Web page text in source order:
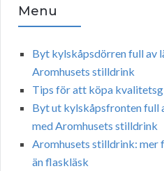
Menu
Byt kylskåpsdörren full av
Aromhusets stilldrink
Tips för att köpa
Byt ut kylskåpsfronten full
med Aromhusets stilldrink
Aromhusets stilldrink:
än flaskläsk